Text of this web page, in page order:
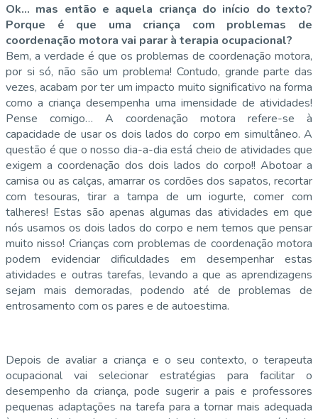
Ok… mas então e aquela criança do início do texto?
Porque é que uma criança com problemas de
coordenação motora vai parar à terapia ocupacional?
Bem, a verdade é que os problemas de coordenação motora,
por si só, não são um problema! Contudo, grande parte das
vezes, acabam por ter um impacto muito significativo na forma
como a criança desempenha uma imensidade de atividades!
Pense comigo… A coordenação motora refere-se à
capacidade de usar os dois lados do corpo em simultâneo. A
questão é que o nosso dia-a-dia está cheio de atividades que
exigem a coordenação dos dois lados do corpo!! Abotoar a
camisa ou as calças, amarrar os cordões dos sapatos, recortar
com tesouras, tirar a tampa de um iogurte, comer com
talheres! Estas são apenas algumas das atividades em que
nós usamos os dois lados do corpo e nem temos que pensar
muito nisso! Crianças com problemas de coordenação motora
podem evidenciar dificuldades em desempenhar estas
atividades e outras tarefas, levando a que as aprendizagens
sejam mais demoradas, podendo até de problemas de
entrosamento com os pares e de autoestima.
Depois de avaliar a criança e o seu contexto, o terapeuta
ocupacional vai selecionar estratégias para facilitar o
desempenho da criança, pode sugerir a pais e professores
pequenas adaptações na tarefa para a tornar mais adequada